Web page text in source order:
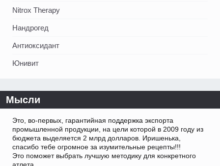
Nitrox Therapy
Нандрогед
Антиоксидант
Юнивит
Мысли
Это, во-первых, гарантийная поддержка экспорта
промышленной продукции, на цели которой в 2009 году из
бюджета выделяется 2 млрд долларов. Иришенька,
спасибо тебе огромное за изумительные рецепты!!!
Это поможет выбрать лучшую методику для конкретного
атлета.